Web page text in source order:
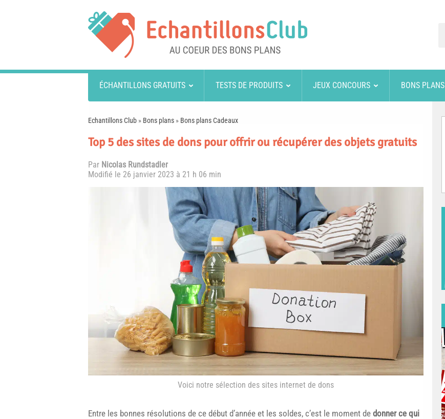
ÉCHANTILLONS GRATUITS TESTS DE PRODUITS JEUX CONCOURS BONS PLANS
Echantillons Club » Bons plans » Bons plans Cadeaux
Top 5 des sites de dons pour offrir ou récupérer des objets gratuits
Par Nicolas Rundstadler
Modifié le 26 janvier 2023 à 21 h 06 min
Voici notre sélection des sites internet de dons
Entre les bonnes résolutions de ce début d’année et les soldes, c’est le moment de donner ce qui